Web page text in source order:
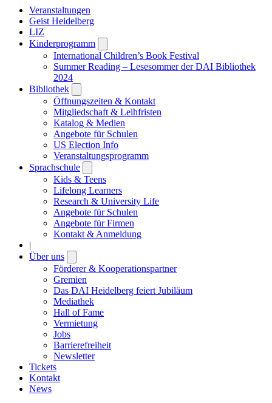
Veranstaltungen
Geist Heidelberg
LIZ
Kinderprogramm
submenu
International Children’s Book Festival
Summer Reading – Lesesommer der DAI Bibliothek
2024
Bibliothek
submenu
Öffnungszeiten & Kontakt
Mitgliedschaft & Leihfristen
Katalog & Medien
Angebote für Schulen
US Election Info
Veranstaltungsprogramm
Sprachschule
submenu
Kids & Teens
Lifelong Learners
Research & University Life
Angebote für Schulen
Angebote für Firmen
Kontakt & Anmeldung
|
Über uns
submenu
Förderer & Kooperationspartner
Gremien
Das DAI Heidelberg feiert Jubiläum
Mediathek
Hall of Fame
Vermietung
Jobs
Barrierefreiheit
Newsletter
Tickets
Kontakt
News